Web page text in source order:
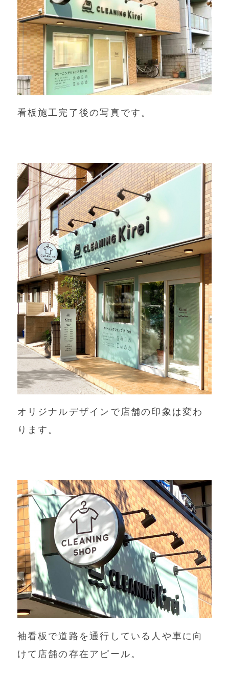
看板施工完了後の写真です。
オリジナルデザインで店舗の印象は変わ
ります。
袖看板で道路を通行している人や車に向
けて店舗の存在アピール。